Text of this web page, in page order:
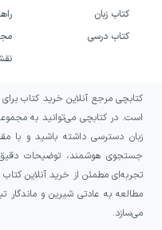
کتاب زبان
کتاب درسی
کتابچی مرجع آنلاین خرید کتاب
است. در کتابچی می‌توانید به
زبان دسترسی داشته باشید و با
جستجوی هوشمند، توضیحات دقیق
تجربه‌ای مطمئن از خرید آنلاین
مطالعه به عادتی شیرین و ماندگار
می‌سازد.